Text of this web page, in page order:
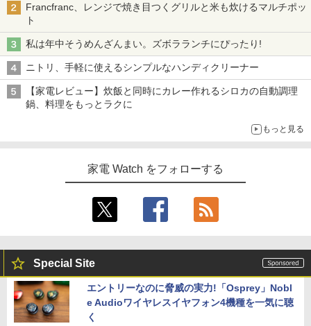
Francfranc、レンジで焼き目つくグリルと米も炊けるマルチポッ
ト
私は年中そうめんざんまい。ズボラランチにぴったり!
ニトリ、手軽に使えるシンプルなハンディクリーナー
【家電レビュー】炊飯と同時にカレー作れるシロカの自動調理
鍋、料理をもっとラクに
もっと見る
家電 Watch をフォローする
Special Site
エントリーなのに脅威の実力!「Osprey」Nobl
e Audioワイヤレスイヤフォン4機種を一気に聴
く